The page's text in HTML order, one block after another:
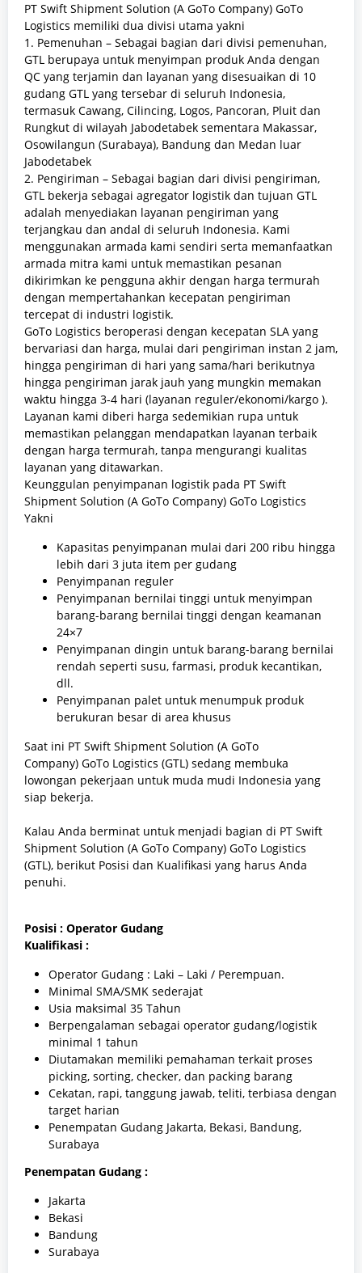
PT Swift Shipment Solution (A GoTo Company) GoTo
Logistics memiliki dua divisi utama yakni
1. Pemenuhan – Sebagai bagian dari divisi pemenuhan,
GTL berupaya untuk menyimpan produk Anda dengan
QC yang terjamin dan layanan yang disesuaikan di 10
gudang GTL yang tersebar di seluruh Indonesia,
termasuk Cawang, Cilincing, Logos, Pancoran, Pluit dan
Rungkut di wilayah Jabodetabek sementara Makassar,
Osowilangun (Surabaya), Bandung dan Medan luar
Jabodetabek
2. Pengiriman – Sebagai bagian dari divisi pengiriman,
GTL bekerja sebagai agregator logistik dan tujuan GTL
adalah menyediakan layanan pengiriman yang
terjangkau dan andal di seluruh Indonesia. Kami
menggunakan armada kami sendiri serta memanfaatkan
armada mitra kami untuk memastikan pesanan
dikirimkan ke pengguna akhir dengan harga termurah
dengan mempertahankan kecepatan pengiriman
tercepat di industri logistik.
GoTo Logistics beroperasi dengan kecepatan SLA yang
bervariasi dan harga, mulai dari pengiriman instan 2 jam,
hingga pengiriman di hari yang sama/hari berikutnya
hingga pengiriman jarak jauh yang mungkin memakan
waktu hingga 3-4 hari (layanan reguler/ekonomi/kargo ).
Layanan kami diberi harga sedemikian rupa untuk
memastikan pelanggan mendapatkan layanan terbaik
dengan harga termurah, tanpa mengurangi kualitas
layanan yang ditawarkan.
Keunggulan penyimpanan logistik pada PT Swift
Shipment Solution (A GoTo Company) GoTo Logistics
Yakni
Kapasitas penyimpanan mulai dari 200 ribu hingga
lebih dari 3 juta item per gudang
Penyimpanan reguler
Penyimpanan bernilai tinggi untuk menyimpan
barang-barang bernilai tinggi dengan keamanan
24×7
Penyimpanan dingin untuk barang-barang bernilai
rendah seperti susu, farmasi, produk kecantikan,
dll.
Penyimpanan palet untuk menumpuk produk
berukuran besar di area khusus
Saat ini PT Swift Shipment Solution (A GoTo
Company) GoTo Logistics (GTL) sedang membuka
lowongan pekerjaan untuk muda mudi Indonesia yang
siap bekerja.
Kalau Anda berminat untuk menjadi bagian di PT Swift
Shipment Solution (A GoTo Company) GoTo Logistics
(GTL), berikut Posisi dan Kualifikasi yang harus Anda
penuhi.
Posisi : Operator Gudang
Kualifikasi :
Operator Gudang : Laki – Laki / Perempuan.
Minimal SMA/SMK sederajat
Usia maksimal 35 Tahun
Berpengalaman sebagai operator gudang/logistik
minimal 1 tahun
Diutamakan memiliki pemahaman terkait proses
picking, sorting, checker, dan packing barang
Cekatan, rapi, tanggung jawab, teliti, terbiasa dengan
target harian
Penempatan Gudang Jakarta, Bekasi, Bandung,
Surabaya
Penempatan Gudang :
Jakarta
Bekasi
Bandung
Surabaya